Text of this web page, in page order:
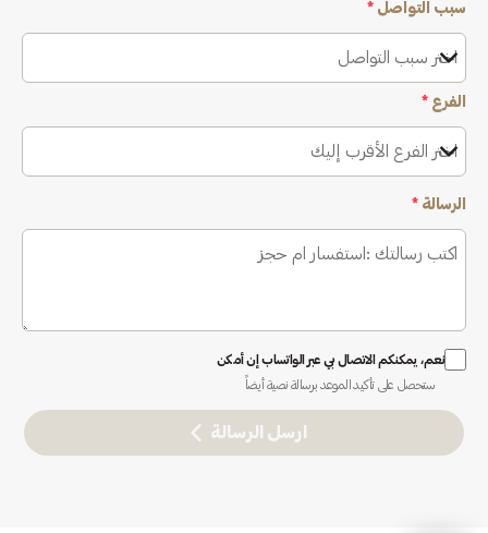
سبب التواصل *
اختر سبب التواصل
الفرع *
اختر الفرع الأقرب إليك
الرسالة *
نعم، يمكنكم الاتصال بي عبر الواتساب إن أمكن
ستحصل على تأكيد الموعد برسالة نصية أيضاً
ارسل الرسالة